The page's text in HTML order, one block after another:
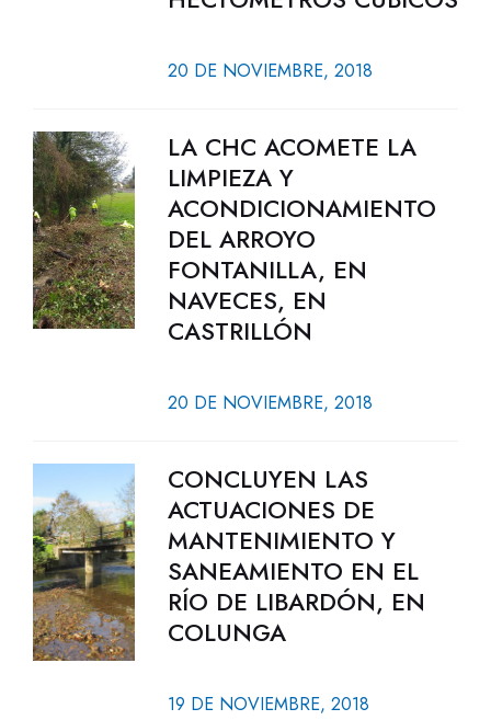
20 DE NOVIEMBRE, 2018
LA CHC ACOMETE LA
LIMPIEZA Y
ACONDICIONAMIENTO
DEL ARROYO
FONTANILLA, EN
NAVECES, EN
CASTRILLÓN
20 DE NOVIEMBRE, 2018
CONCLUYEN LAS
ACTUACIONES DE
MANTENIMIENTO Y
SANEAMIENTO EN EL
RÍO DE LIBARDÓN, EN
COLUNGA
19 DE NOVIEMBRE, 2018